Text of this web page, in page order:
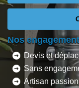
Nos
Devis et
Sans
Artisan